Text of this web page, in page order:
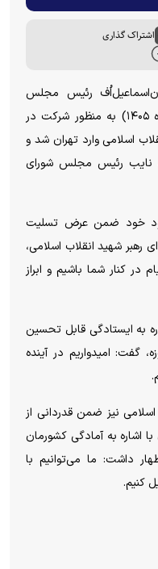
اشتراک گذاری
رئیس مجلس
ازبکستان صبح امروز (جمعه، ۱۲ تیرماه ۱۴۰۵) به منظور شرکت در
اسلامی وارد تهران شد و
نایب رئیس مجلس شورای
خود ضمن عرض تسلیت
شهید انقلاب اسلامی،
کنار شما باشیم و ابراز
به ایستادگی قابل تحسین
اسلامی ایران در جنگ ۴۰ روزه، گفت: امیدواریم در آینده
نیز ضمن قدردانی از
اشاره به آمادگی کشورمان
داشت: ما می‌توانیم با
کنیم.